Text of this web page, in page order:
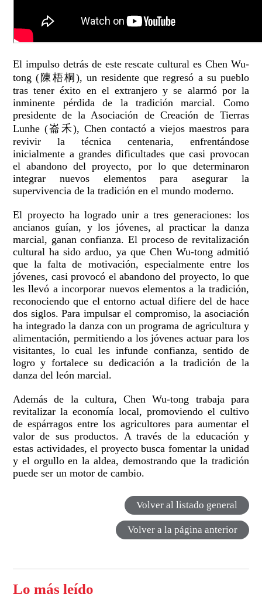
El impulso detrás de este rescate cultural es Chen Wu-
tong (陳梧桐), un residente que regresó a su pueblo
tras tener éxito en el extranjero y se alarmó por la
inminente pérdida de la tradición marcial. Como
presidente de la Asociación de Creación de Tierras
Lunhe (崙禾), Chen contactó a viejos maestros para
revivir la técnica centenaria, enfrentándose
inicialmente a grandes dificultades que casi provocan
el abandono del proyecto, por lo que determinaron
integrar nuevos elementos para asegurar la
supervivencia de la tradición en el mundo moderno.
El proyecto ha logrado unir a tres generaciones: los
ancianos guían, y los jóvenes, al practicar la danza
marcial, ganan confianza. El proceso de revitalización
cultural ha sido arduo, ya que Chen Wu-tong admitió
que la falta de motivación, especialmente entre los
jóvenes, casi provocó el abandono del proyecto, lo que
les llevó a incorporar nuevos elementos a la tradición,
reconociendo que el entorno actual difiere del de hace
dos siglos. Para impulsar el compromiso, la asociación
ha integrado la danza con un programa de agricultura y
alimentación, permitiendo a los jóvenes actuar para los
visitantes, lo cual les infunde confianza, sentido de
logro y fortalece su dedicación a la tradición de la
danza del león marcial.
Además de la cultura, Chen Wu-tong trabaja para
revitalizar la economía local, promoviendo el cultivo
de espárragos entre los agricultores para aumentar el
valor de sus productos. A través de la educación y
estas actividades, el proyecto busca fomentar la unidad
y el orgullo en la aldea, demostrando que la tradición
puede ser un motor de cambio.
Volver al listado general
Volver a la página anterior
Lo más leído